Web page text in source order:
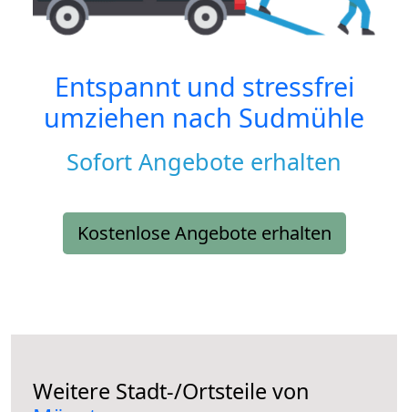
Entspannt und stressfrei
umziehen nach Sudmühle
Sofort Angebote erhalten
Kostenlose Angebote erhalten
Weitere Stadt-/Ortsteile von